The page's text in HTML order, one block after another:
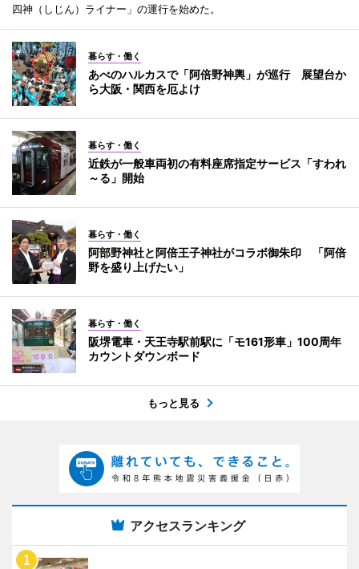
四神（しじん）ライナー」の運行を始めた。
暮らす・働く
あべのハルカスで「阿倍野神輿」が巡行 展望台か
ら大阪・関西を厄よけ
暮らす・働く
近鉄が一般車両初の有料座席指定サービス「すわれ
～る」開始
暮らす・働く
阿部野神社と阿倍王子神社がコラボ御朱印 「阿倍
野を盛り上げたい」
暮らす・働く
阪堺電車・天王寺駅前駅に「モ161形車」100周年
カウントダウンボード
もっと見る
アクセスランキング